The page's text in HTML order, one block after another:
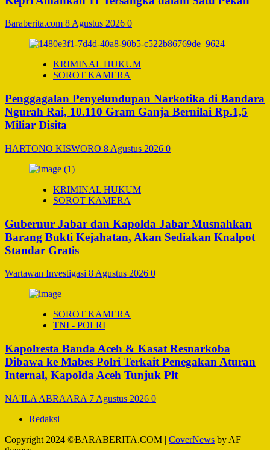
Baraberita.com 8 Agustus 2026 0
KRIMINAL HUKUM
SOROT KAMERA
Penggagalan Penyelundupan Narkotika di Bandara
Ngurah Rai, 10.110 Gram Ganja Bernilai Rp.1,5
Miliar Disita
HARTONO KISWORO 8 Agustus 2026 0
KRIMINAL HUKUM
SOROT KAMERA
Gubernur Jabar dan Kapolda Jabar Musnahkan
Barang Bukti Kejahatan, Akan Sediakan Knalpot
Standar Gratis
Wartawan Investigasi 8 Agustus 2026 0
SOROT KAMERA
TNI - POLRI
Kapolresta Banda Aceh & Kasat Resnarkoba
Dibawa ke Mabes Polri Terkait Penegakan Aturan
Internal, Kapolda Aceh Tunjuk Plt
NA'ILA ABRAARA 7 Agustus 2026 0
Redaksi
Copyright 2024 ©BARABERITA.COM | CoverNews by AF